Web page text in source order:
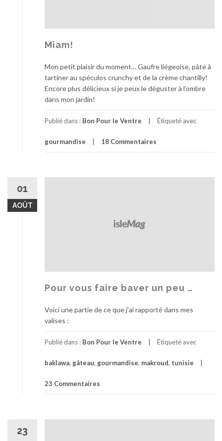
Miam!
Mon petit plaisir du moment… Gaufre liégeoise, pâte à
tartiner au spéculos crunchy et de la crème chantilly!
Encore plus délicieux si je peux le déguster à l’ombre
dans mon jardin!
Publié dans : Bon Pour le Ventre Étiqueté avec
gourmandise 18 Commentaires
01
AOÛT
Pour vous faire baver un peu …
Voici une partie de ce que j’ai rapporté dans mes
valises :
Publié dans : Bon Pour le Ventre Étiqueté avec
baklawa, gâteau, gourmandise, makroud, tunisie
23 Commentaires
23